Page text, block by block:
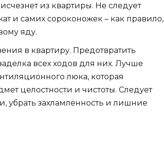
из квартиры. Не следует
и самих сороконожек – как правило,
яду.
в квартиру. Предотвратить
всех ходов для них. Лучше
люка, которая
целостности и чистоты. Следует
убрать захламлённость и лишние